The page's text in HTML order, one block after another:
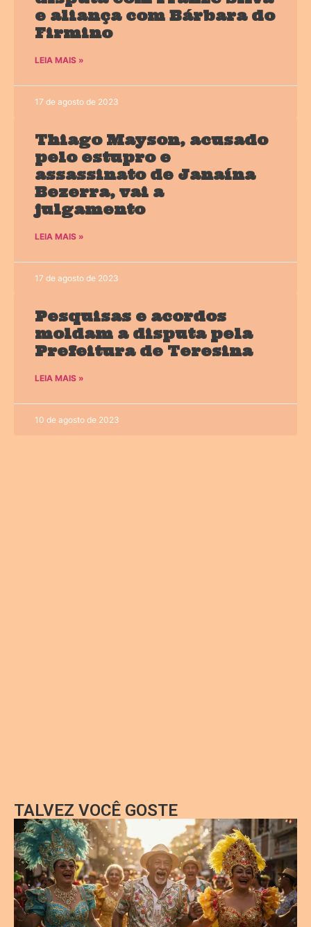
e aliança com Bárbara do
Firmino
LEIA MAIS »
17 de agosto de 2023
Thiago Mayson, acusado
pelo estupro e
assassinato de Janaína
Bezerra, vai a
julgamento
LEIA MAIS »
17 de agosto de 2023
Pesquisas e acordos
moldam a disputa pela
Prefeitura de Teresina
LEIA MAIS »
10 de agosto de 2023
TALVEZ VOCÊ GOSTE